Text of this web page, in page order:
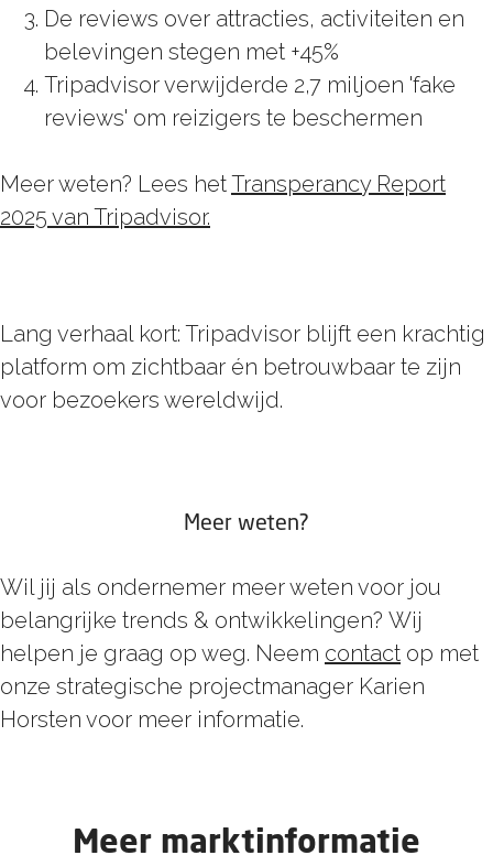
De reviews over attracties, activiteiten en
belevingen stegen met +45%
Tripadvisor verwijderde 2,7 miljoen 'fake
reviews' om reizigers te beschermen
Meer weten? Lees hetTransperancy Report
2025 van Tripadvisor.
Lang verhaal kort: Tripadvisor blijft een krachtig
platform om zichtbaar én betrouwbaar te zijn
voor bezoekers wereldwijd.
Meer weten?
Wil jij als ondernemer meer weten voor jou
belangrijke trends & ontwikkelingen? Wij
helpen je graag op weg. Neem contact op met
onze strategische projectmanager Karien
Horsten voor meer informatie.
Meer marktinformatie